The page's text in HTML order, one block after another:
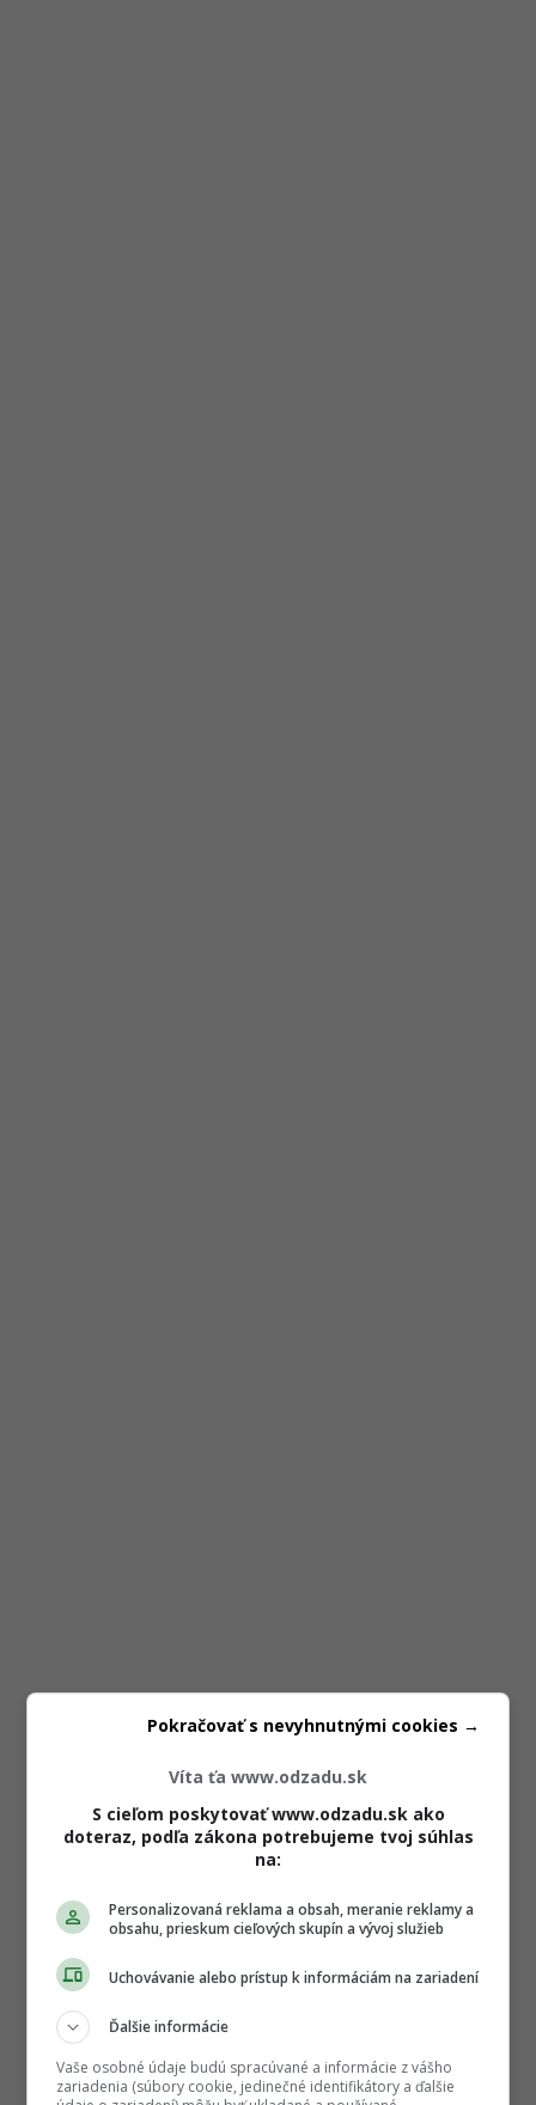
Víta ťa www.odzadu.sk
S cieľom poskytovať www.odzadu.sk ako
doteraz, podľa zákona potrebujeme tvoj súhlas
na:
Personalizovaná reklama a obsah, meranie reklamy a
obsahu, prieskum cieľových skupín a vývoj služieb
Uchovávanie alebo prístup k informáciám na zariadení
Ďalšie informácie
Vaše osobné údaje budú spracúvané a informácie z vášho
zariadenia (súbory cookie, jedinečné identifikátory a ďalšie
Pokračovať s nevyhnutnými cookies →